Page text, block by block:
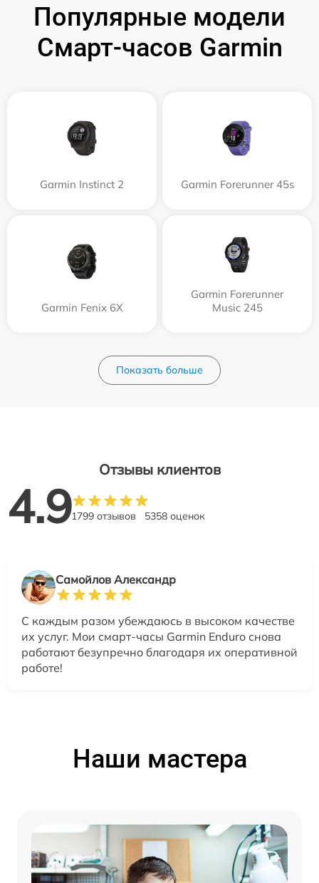
Популярные модели
Смарт-часов Garmin
Garmin Instinct 2 Garmin Forerunner 45s
Garmin Fenix 6X
Garmin Forerunner
Music 245
Показать больше
Отзывы клиентов
4.91799 отзывов 5358 оценок
Самойлов Александр
С каждым разом убеждаюсь в высоком качестве
их услуг. Мои смарт-часы Garmin Enduro снова
работают безупречно благодаря их оперативной
работе!
Наши мастера